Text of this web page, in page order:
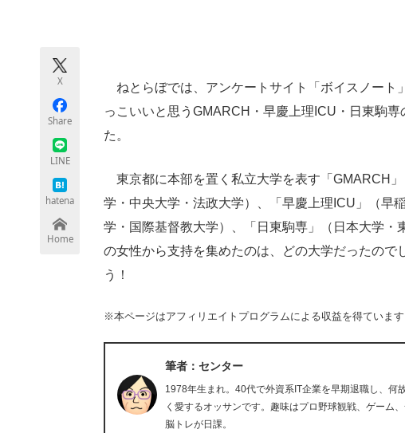
X
Share
LINE
hatena
Home
ねとらぼでは、アンケートサイト「ボイスノート
っこいいと思うGMARCH・早慶上理ICU・日東駒
た。
東京都に本部を置く私立大学を表す「GMARCH
学・中央大学・法政大学）、「早慶上理ICU」（早
学・国際基督教大学）、「日東駒専」（日本大学・
の女性から支持を集めたのは、どの大学だったので
う！
※本ページはアフィリエイトプログラムによる収益を得ています
筆者：センター
1978年生まれ。40代で外資系IT企業を早期退職し、何
く愛するオッサンです。趣味はプロ野球観戦、ゲーム
脳トレが日課。